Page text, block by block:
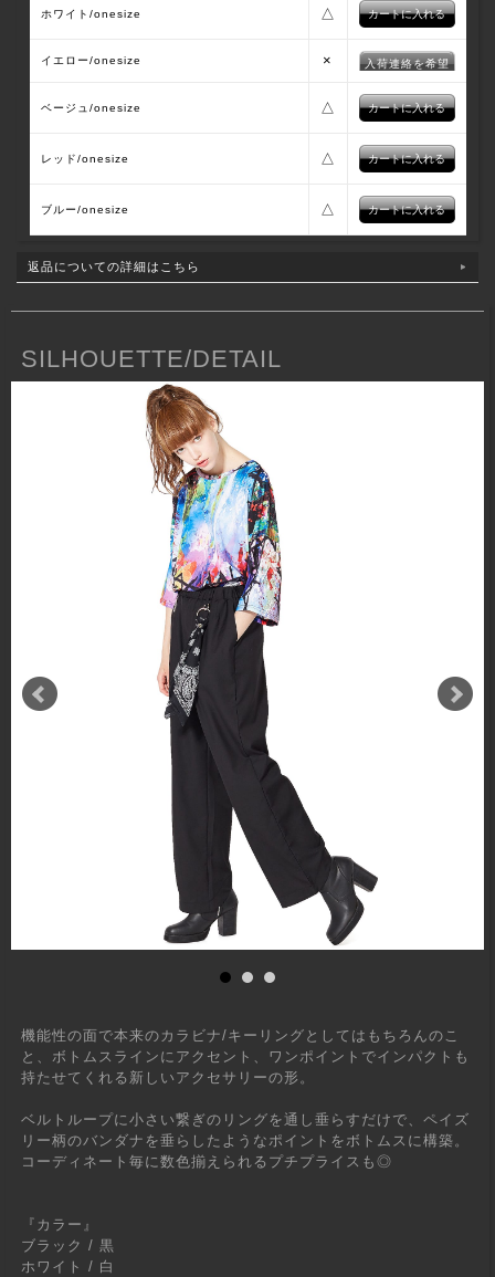
ホワイト/onesize △
イエロー/onesize × 入荷連絡を希望
ベージュ/onesize △
レッド/onesize △
ブルー/onesize △
返品についての詳細はこちら
SILHOUETTE/DETAIL
機能性の面で本来のカラビナ/キーリングとしてはもちろんのこ
と、ボトムスラインにアクセント、ワンポイントでインパクトも
持たせてくれる新しいアクセサリーの形。
ベルトループに小さい繋ぎのリングを通し垂らすだけで、ペイズ
リー柄のバンダナを垂らしたようなポイントをボトムスに構築。
コーディネート毎に数色揃えられるプチプライスも◎
『カラー』
ブラック / 黒
ホワイト / 白